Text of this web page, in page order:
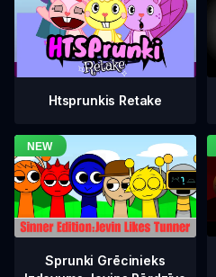
Htsprunkis Retake
Sprunki Grēcinieks